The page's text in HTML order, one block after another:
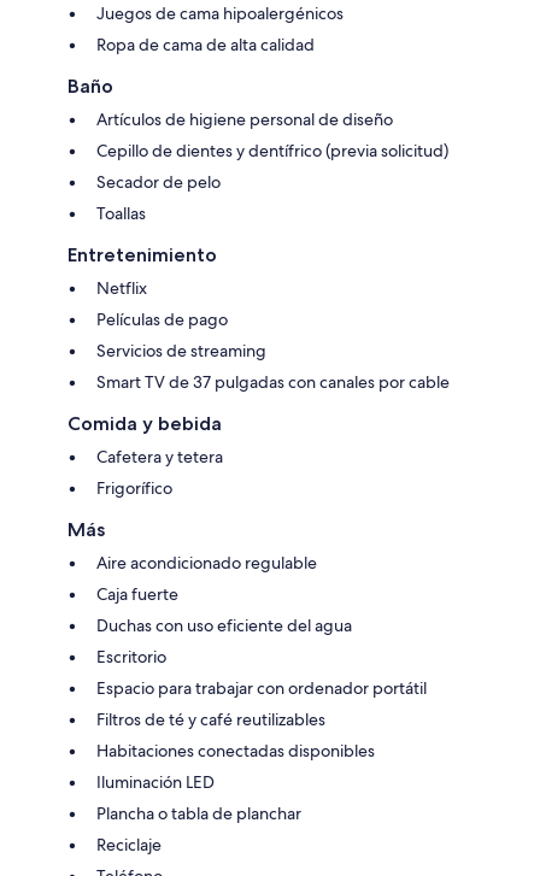
Juegos de cama hipoalergénicos
Ropa de cama de alta calidad
Baño
Artículos de higiene personal de diseño
Cepillo de dientes y dentífrico (previa solicitud)
Secador de pelo
Toallas
Entretenimiento
Netflix
Películas de pago
Servicios de streaming
Smart TV de 37 pulgadas con canales por cable
Comida y bebida
Cafetera y tetera
Frigorífico
Más
Aire acondicionado regulable
Caja fuerte
Duchas con uso eficiente del agua
Escritorio
Espacio para trabajar con ordenador portátil
Filtros de té y café reutilizables
Habitaciones conectadas disponibles
Iluminación LED
Plancha o tabla de planchar
Reciclaje